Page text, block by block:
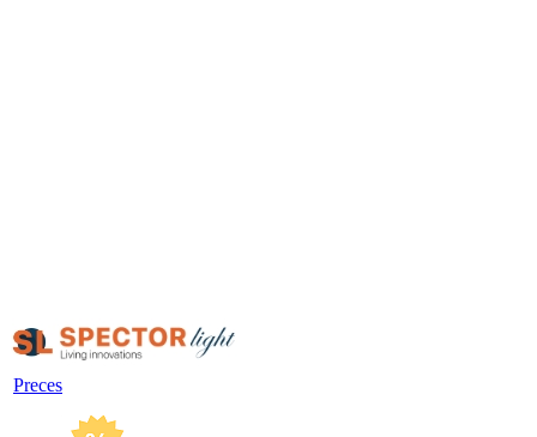
Preces